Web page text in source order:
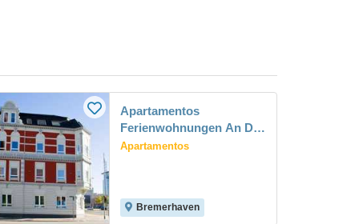
Apartamentos
Ferienwohnungen An Der
Weser
Apartamentos
Bremerhaven